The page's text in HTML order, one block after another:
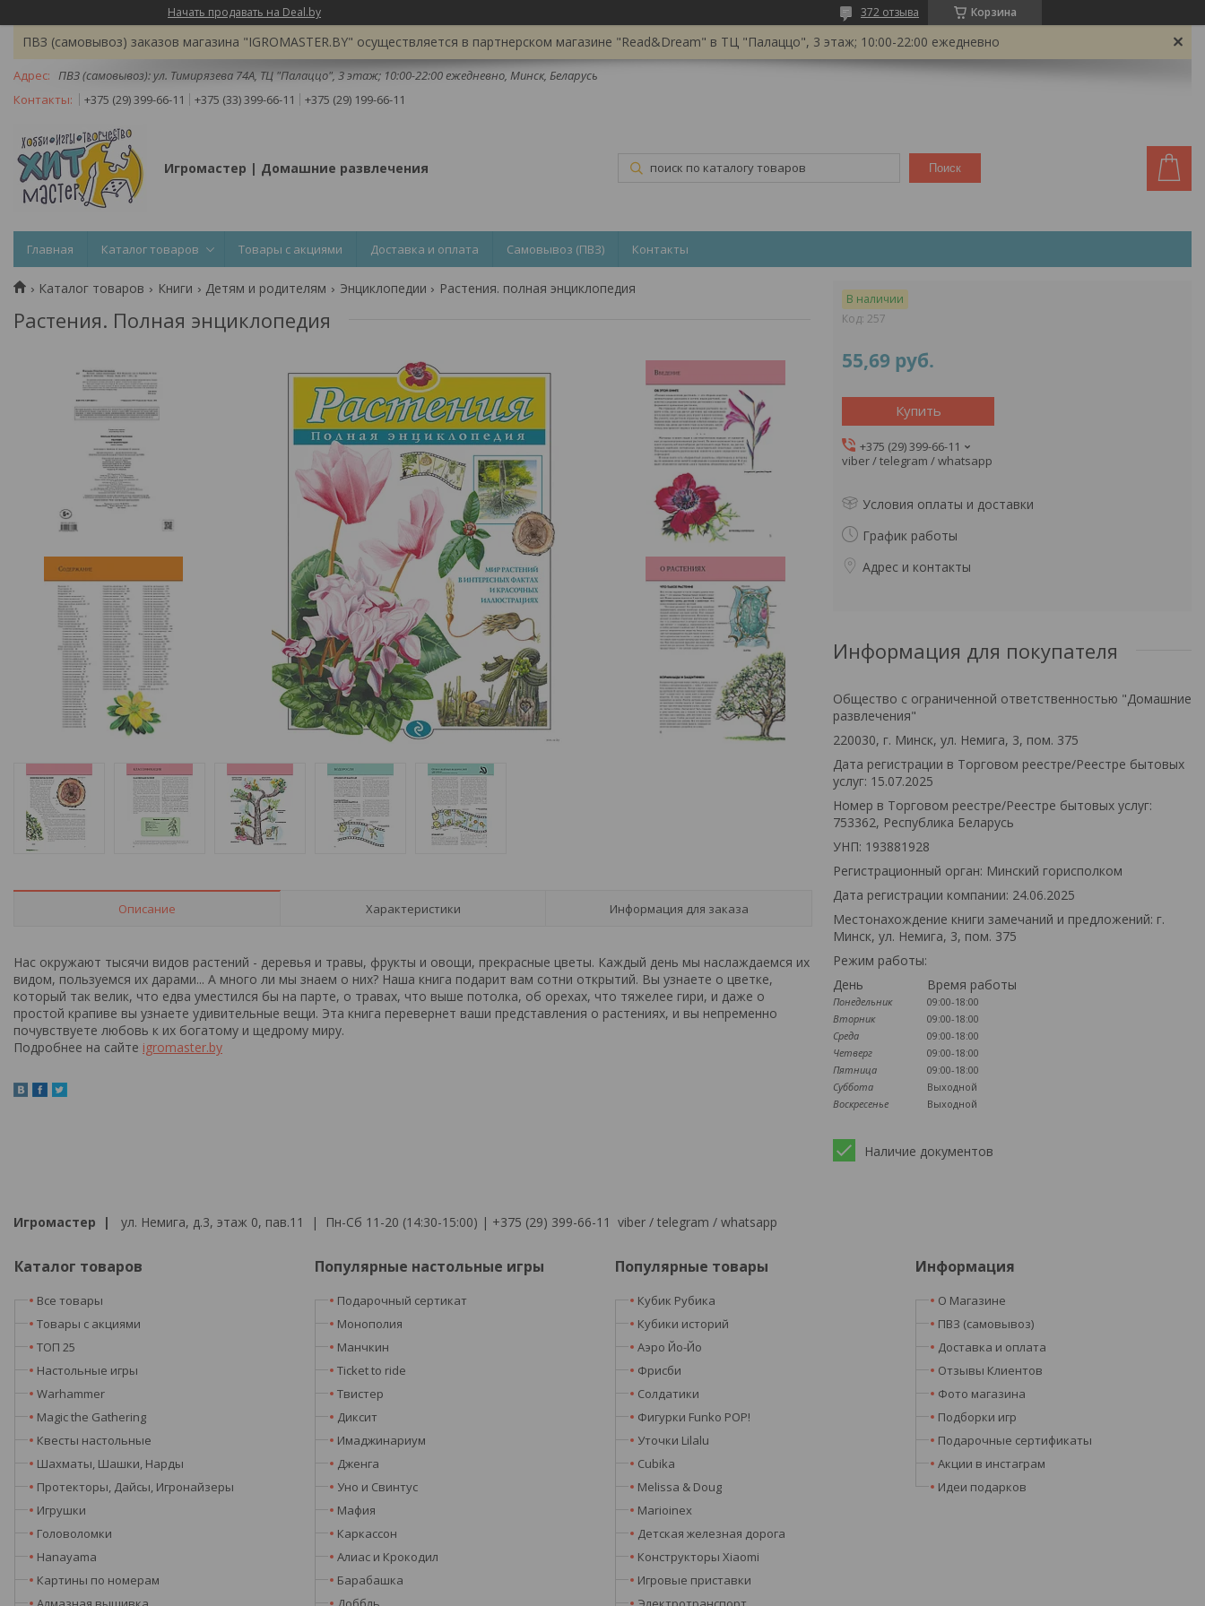
Начать продавать на Deal.by Корзина
372 отзыва
ПВЗ (самовывоз) заказов магазина "IGROMASTER.BY" осуществляется в партнерском магазине "Read&Dream" в ТЦ "Палаццо", 3 этаж; 10:00-22:00 ежедневно
ПВЗ (самовывоз): ул. Тимирязева 74A, ТЦ "Палаццо", 3 этаж; 10:00-22:00 ежедневно, Минск, Беларусь
+375 (29) 399-66-11
+375 (33) 399-66-11 +375 (29) 199-66-11
Игромастер | Домашние развлечения Поиск
Главная Каталог товаров Товары с акциями Доставка и оплата Самовывоз (ПВЗ) Контакты
Каталог товаров Книги Детям и родителям Энциклопедии Растения. полная энциклопедия
Растения. Полная энциклопедия
Описание Характеристики Информация для заказа
Нас окружают тысячи видов растений - деревья и травы, фрукты и овощи, прекрасные цветы. Каждый день мы наслаждаемся их
видом, пользуемся их дарами... А много ли мы знаем о них? Наша книга подарит вам сотни открытий. Вы узнаете о цветке,
который так велик, что едва уместился бы на парте, о травах, что выше потолка, об орехах, что тяжелее гири, и даже о
простой крапиве вы узнаете удивительные вещи. Эта книга перевернет ваши представления о растениях, и вы непременно
почувствуете любовь к их богатому и щедрому миру.
Подробнее на сайте igromaster.by
В наличии
Код: 257
55,69 руб.
Купить
+375 (29) 399-66-11
viber / telegram / whatsapp
Условия оплаты и доставки
График работы
Адрес и контакты
Информация для покупателя
Общество с ограниченной ответственностью "Домашние
развлечения"
220030, г. Минск, ул. Немига, 3, пом. 375
Дата регистрации в Торговом реестре/Реестре бытовых
услуг: 15.07.2025
Номер в Торговом реестре/Реестре бытовых услуг:
753362, Республика Беларусь
УНП: 193881928
Регистрационный орган: Минский горисполком
Дата регистрации компании: 24.06.2025
Местонахождение книги замечаний и предложений: г.
Минск, ул. Немига, 3, пом. 375
Режим работы:
День
Время работы
Понедельник
09:00-18:00
Вторник
09:00-18:00
Среда
09:00-18:00
Четверг
09:00-18:00
Пятница
09:00-18:00
Суббота
Выходной
Воскресенье
Выходной
Наличие документов
Игромастер | ул. Немига, д.3, этаж 0, пав.11 | Пн-Сб 11-20 (14:30-15:00) | +375 (29) 399-66-11 viber / telegram / whatsapp
Каталог товаров
Все товары
Товары с акциями
ТОП 25
Настольные игры
Warhammer
Magic the Gathering
Квесты настольные
Шахматы, Шашки, Нарды
Протекторы, Дайсы, Игронайзеры
Игрушки
Головоломки
Hanayama
Картины по номерам
Популярные настольные игры
Подарочный сертикат
Монополия
Манчкин
Ticket to ride
Твистер
Диксит
Имаджинариум
Дженга
Уно и Свинтус
Мафия
Каркассон
Алиас и Крокодил
Барабашка
Популярные товары
Кубик Рубика
Кубики историй
Аэро Йо-Йо
Фрисби
Солдатики
Фигурки Funko POP!
Уточки Lilalu
Cubika
Melissa & Doug
Marioinex
Детская железная дорога
Конструкторы Xiaomi
Игровые приставки
Информация
О Магазине
ПВЗ (самовывоз)
Доставка и оплата
Отзывы Клиентов
Фото магазина
Подборки игр
Подарочные сертификаты
Акции в инстаграм
Идеи подарков